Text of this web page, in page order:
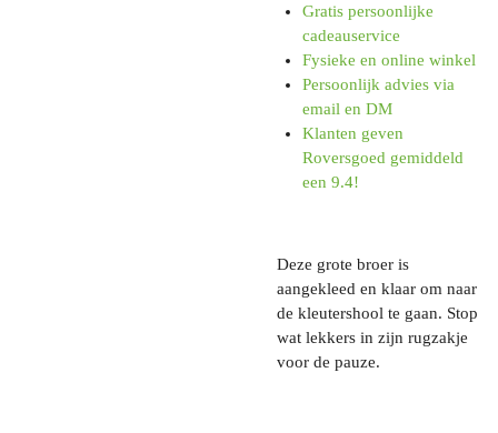
Gratis persoonlijke
cadeauservice
Fysieke en online winkel
Persoonlijk advies via
email en DM
Klanten geven
Roversgoed gemiddeld
een 9.4!
Deze grote broer is
aangekleed en klaar om naar
de kleutershool te gaan. Stop
wat lekkers in zijn rugzakje
voor de pauze.